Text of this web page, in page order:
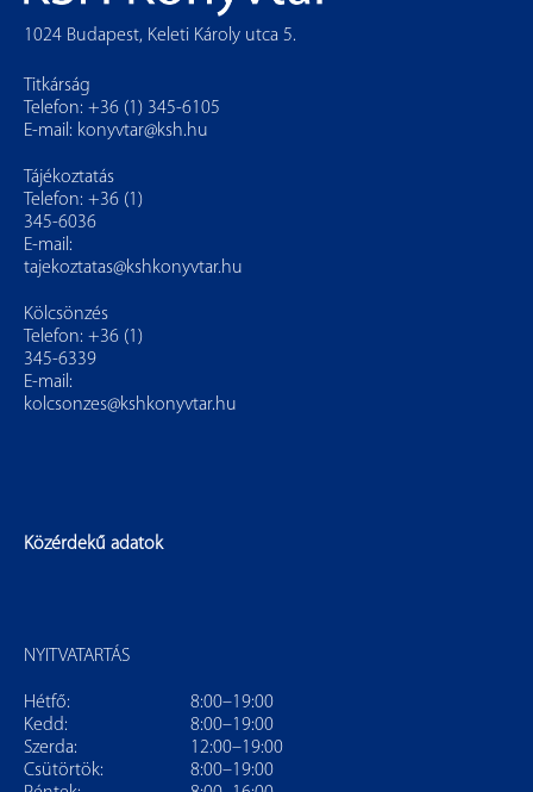
1024 Budapest, Keleti Károly utca 5.
Titkárság
Telefon: +36 (1) 345-6105
E-mail: konyvtar@ksh.hu
Tájékoztatás
Telefon: +36 (1)
345-6036
E-mail:
tajekoztatas@kshkonyvtar.hu
Kölcsönzés
Telefon: +36 (1)
345-6339
E-mail:
kolcsonzes@kshkonyvtar.hu
Közérdekű adatok
NYITVATARTÁS
Hétfő:
8:00–19:00
Kedd:
8:00–19:00
Szerda:
12:00–19:00
Csütörtök:
8:00–19:00